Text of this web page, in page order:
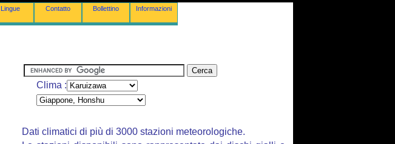
Lingue Contatto Bollettino Informazioni
Clima :
Dati climatici di più di 3000 stazioni meteorologiche.